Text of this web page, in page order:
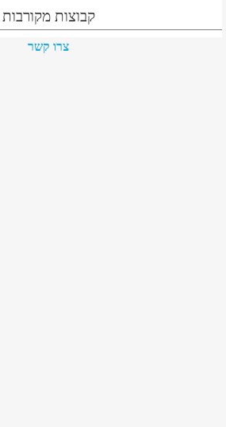
קבוצות מקורבות
צרו קשר